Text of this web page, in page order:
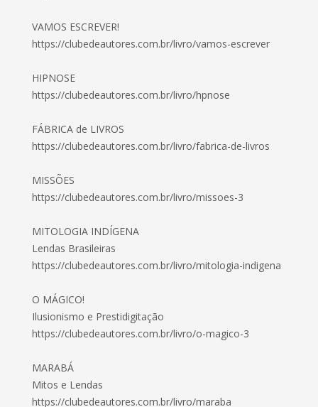
VAMOS ESCREVER!
https://clubedeautores.com.br/livro/vamos-escrever
HIPNOSE
https://clubedeautores.com.br/livro/hpnose
FÁBRICA de LIVROS
https://clubedeautores.com.br/livro/fabrica-de-livros
MISSÕES
https://clubedeautores.com.br/livro/missoes-3
MITOLOGIA INDÍGENA
Lendas Brasileiras
https://clubedeautores.com.br/livro/mitologia-indigena
O MÁGICO!
Ilusionismo e Prestidigitação
https://clubedeautores.com.br/livro/o-magico-3
MARABÁ
Mitos e Lendas
https://clubedeautores.com.br/livro/maraba